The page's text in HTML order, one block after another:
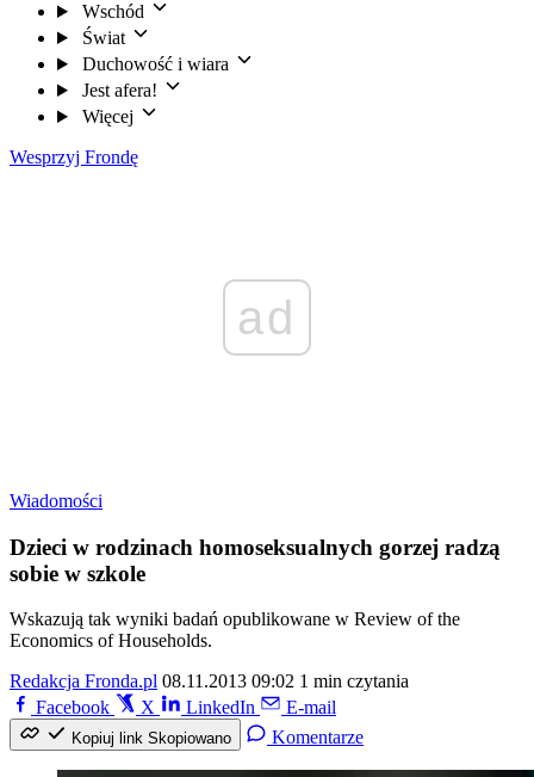
Wschód
Świat
Duchowość i wiara
Jest afera!
Więcej
Wesprzyj Frondę
ad
Wiadomości
Dzieci w rodzinach homoseksualnych gorzej radzą
sobie w szkole
Wskazują tak wyniki badań opublikowane w Review of the
Economics of Households.
Redakcja Fronda.pl 08.11.2013 09:02 1 min czytania
Facebook
X LinkedIn E-mail
Kopiuj link Skopiowano Komentarze